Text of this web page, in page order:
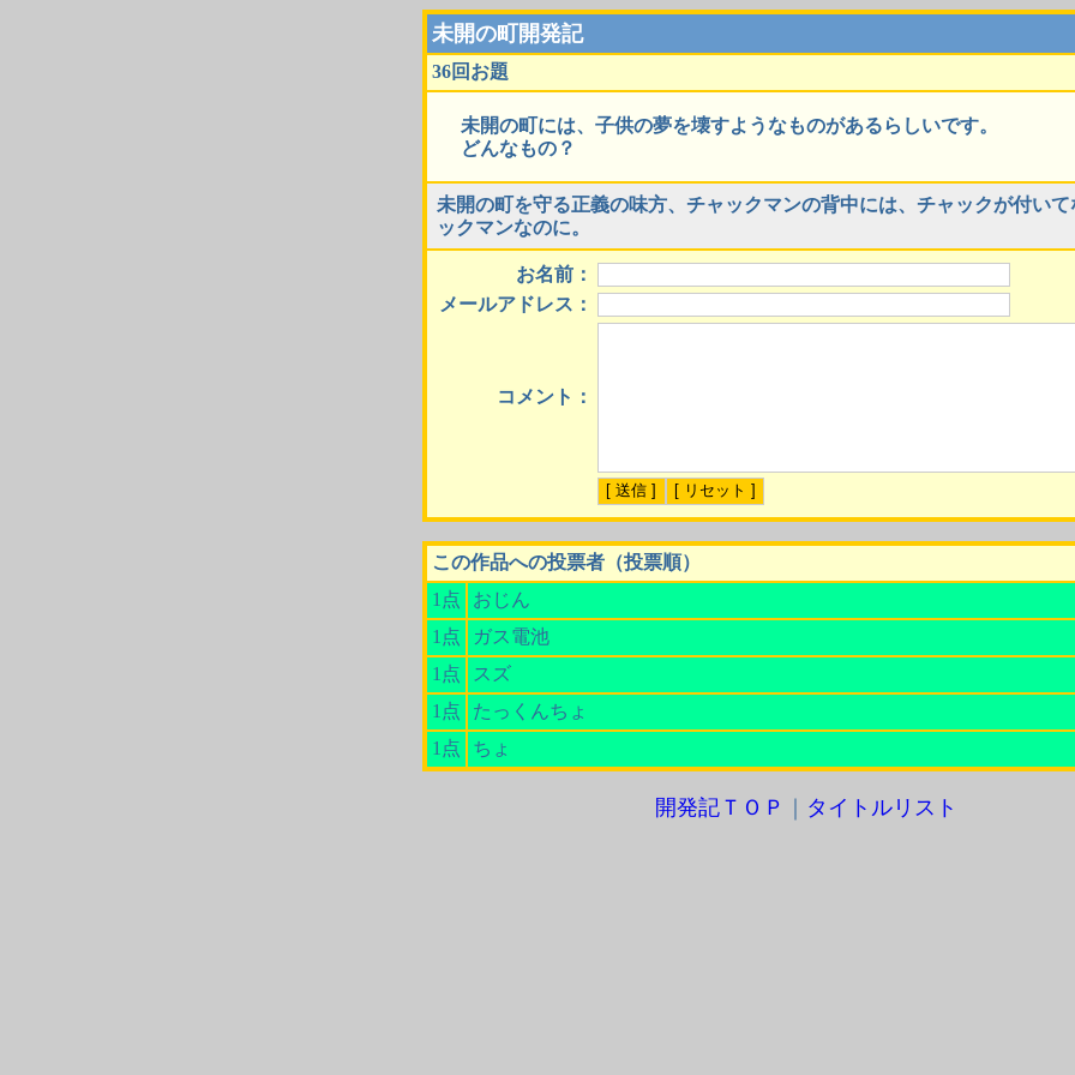
未開の町開発記
36回お題
未開の町には、子供の夢を壊すようなものがあるらしいです。
どんなもの？
未開の町を守る正義の味方、チャックマンの背中には、チャックが付いて
ックマンなのに。
お名前：
メールアドレス：
コメント：
この作品への投票者（投票順）
1点
おじん
1点
ガス電池
1点
スズ
1点
たっくんちょ
1点
ちょ
開発記ＴＯＰ タイトルリスト